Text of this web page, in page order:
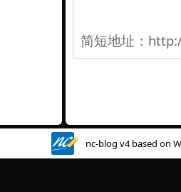
简短地址：
nc-blog v4 based on